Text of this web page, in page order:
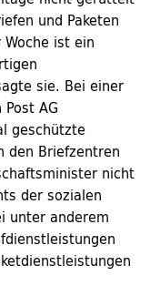
und Paketen
ist ein
sie. Bei einer
AG
geschützte
den Briefzentren
nicht
der sozialen
unter anderem